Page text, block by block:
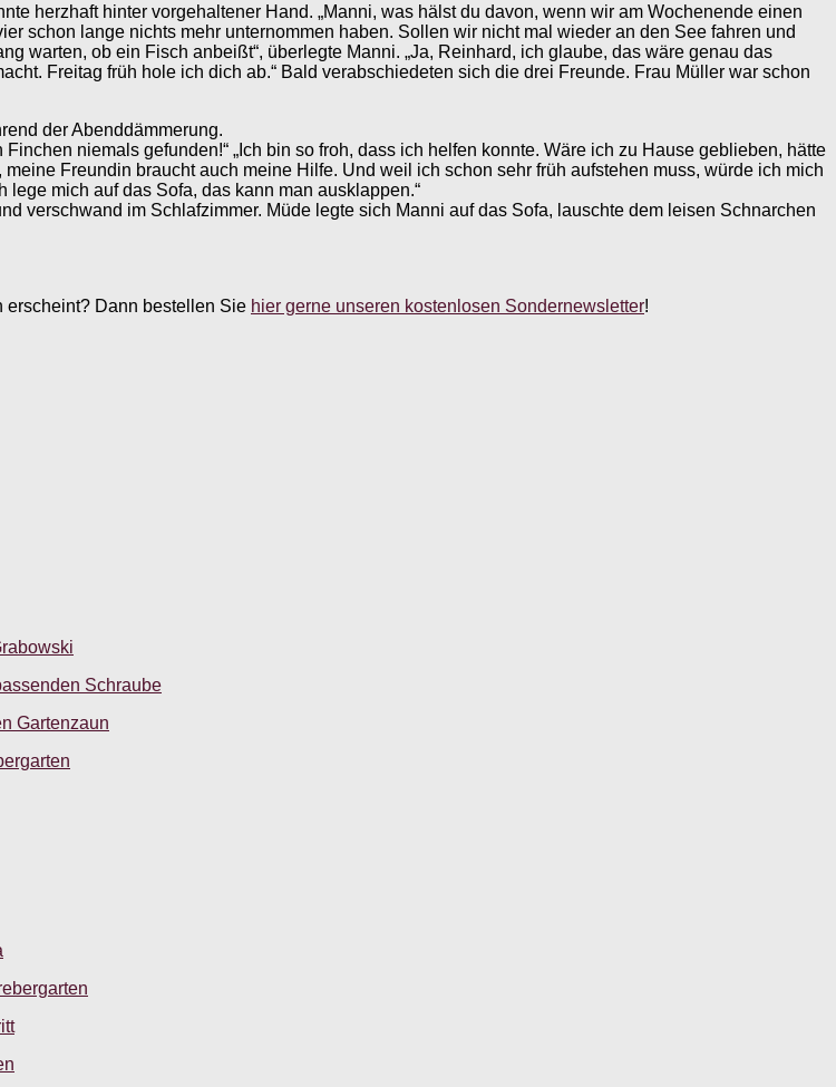
herzhaft hinter vorgehaltener Hand. „Manni, was hälst du davon, wenn wir am Wochenende einen
schon lange nichts mehr unternommen haben. Sollen wir nicht mal wieder an den See fahren und
warten, ob ein Fisch anbeißt“, überlegte Manni. „Ja, Reinhard, ich glaube, das wäre genau das
Freitag früh hole ich dich ab.“ Bald verabschiedeten sich die drei Freunde. Frau Müller war schon
der Abenddämmerung.
niemals gefunden!“ „Ich bin so froh, dass ich helfen konnte. Wäre ich zu Hause geblieben, hätte
Freundin braucht auch meine Hilfe. Und weil ich schon sehr früh aufstehen muss, würde ich mich
lege mich auf das Sofa, das kann man ausklappen.“
verschwand im Schlafzimmer. Müde legte sich Manni auf das Sofa, lauschte dem leisen Schnarchen
erscheint? Dann bestellen Sie hier gerne unseren kostenlosen Sondernewsletter!
Schraube
Gartenzaun